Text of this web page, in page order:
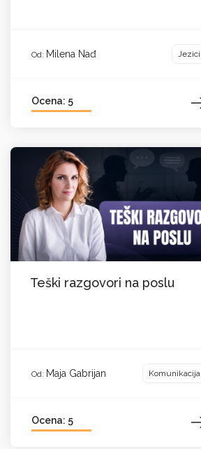
Od: Milena Nađ Jezici
Ocena: 5
Teški razgovori na poslu
Od: Maja Gabrijan Komunikacija
Ocena: 5